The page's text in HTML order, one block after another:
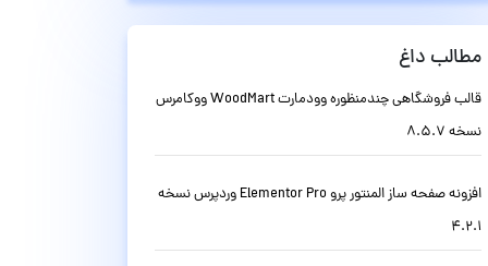
مطالب داغ
قالب فروشگاهی چندمنظوره وودمارت WoodMart ووکامرس
نسخه 8.5.7
افزونه صفحه ساز المنتور پرو Elementor Pro وردپرس نسخه
4.2.1